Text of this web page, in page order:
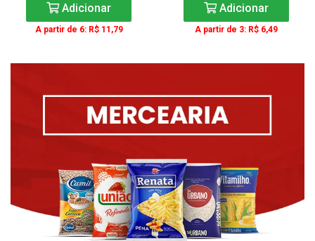
Adicionar
A partir de 6: R$ 11,79
Adicionar
A partir de 3: R$ 6,49